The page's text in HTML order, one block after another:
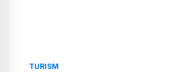
TURISM